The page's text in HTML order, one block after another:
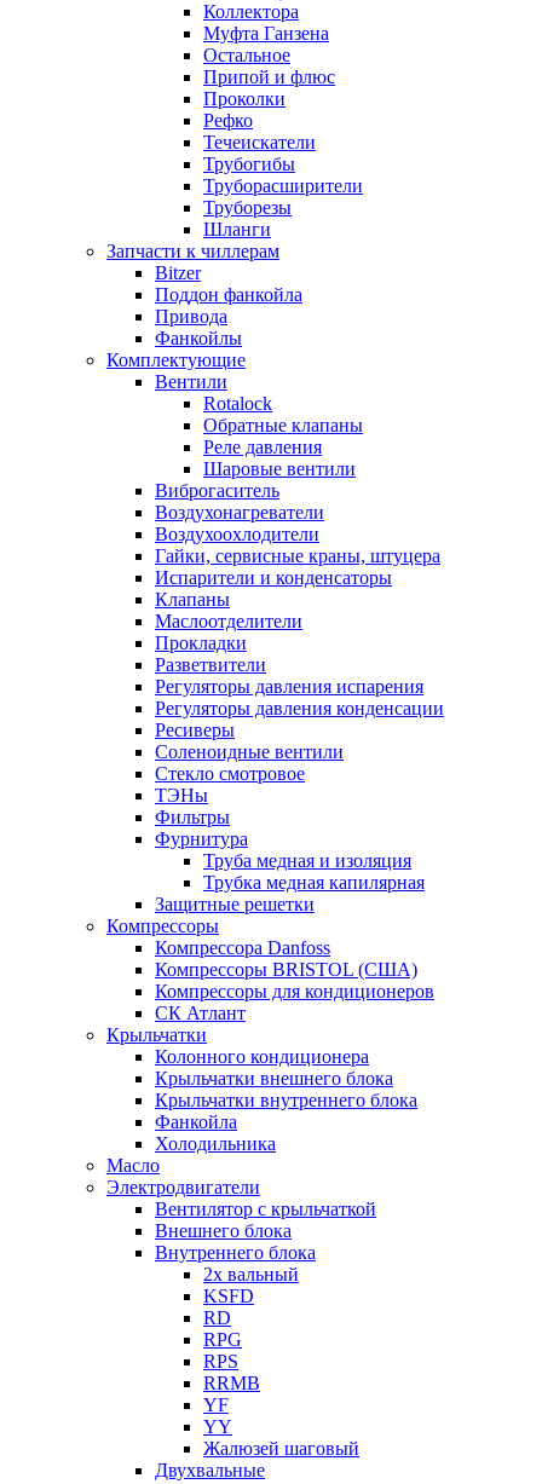
Коллектора
Муфта Ганзена
Остальное
Припой и флюс
Проколки
Рефко
Течеискатели
Трубогибы
Труборасширители
Труборезы
Шланги
Запчасти к чиллерам
Bitzer
Поддон фанкойла
Привода
Фанкойлы
Комплектующие
Вентили
Rotalock
Обратные клапаны
Реле давления
Шаровые вентили
Виброгаситель
Воздухонагреватели
Воздухоохлодители
Гайки, сервисные краны, штуцера
Испарители и конденсаторы
Клапаны
Маслоотделители
Прокладки
Разветвители
Регуляторы давления испарения
Регуляторы давления конденсации
Ресиверы
Соленоидные вентили
Стекло смотровое
ТЭНы
Фильтры
Фурнитура
Труба медная и изоляция
Трубка медная капилярная
Защитные решетки
Компрессоры
Компрессора Danfoss
Компрессоры BRISTOL (США)
Компрессоры для кондиционеров
СК Атлант
Крыльчатки
Колонного кондиционера
Крыльчатки внешнего блока
Крыльчатки внутреннего блока
Фанкойла
Холодильника
Масло
Электродвигатели
Вентилятор с крыльчаткой
Внешнего блока
Внутреннего блока
2х вальный
KSFD
RD
RPG
RPS
RRMB
YF
YY
Жалюзей шаговый
Двухвальные